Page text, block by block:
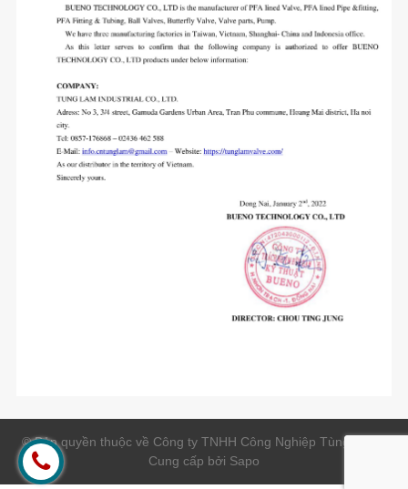
© Bản quyền thuộc về Công ty TNHH Công Nghiệp Tùng Lâm |
Cung cấp bởi Sapo